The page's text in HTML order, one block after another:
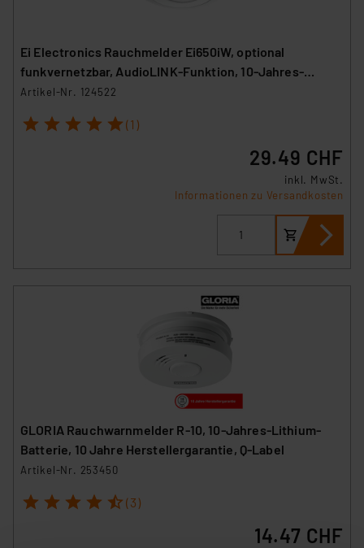
Ei Electronics Rauchmelder Ei650iW, optional
funkvernetzbar, AudioLINK-Funktion, 10-Jahres-
Batterie
Artikel-Nr. 124522
1 2 3 4 5 (1)
29.49 CHF
inkl. MwSt.
Informationen zu Versandkosten
GLORIA Rauchwarnmelder R-10, 10-Jahres-Lithium-
Batterie, 10 Jahre Herstellergarantie, Q-Label
Artikel-Nr. 253450
1 2 3 4 5 (3)
14.47 CHF